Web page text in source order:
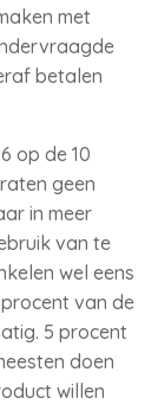
met
betalen
op de 10
geen
in meer
van te
wel eens
van de
5 procent
doen
willen